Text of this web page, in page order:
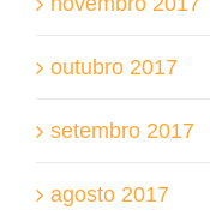
outubro 2017
setembro 2017
agosto 2017